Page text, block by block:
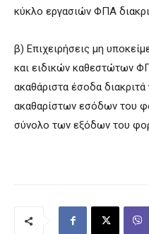
κύκλο εργασιών ΦΠΑ
β) Επιχειρήσεις μη
και ειδικών καθεστώτων
ακαθάριστα έσοδα
ακαθαρίστων εσόδων του
σύνολο των εξόδων του